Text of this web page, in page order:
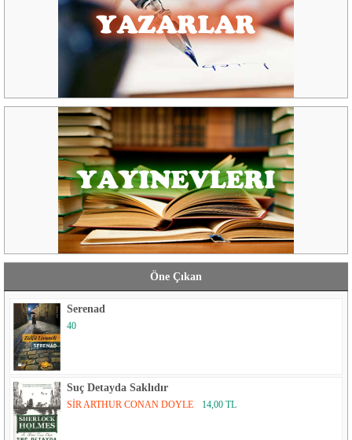
Öne Çıkan
Serenad
40
Suç Detayda Saklıdır
SİR ARTHUR CONAN DOYLE 14,00 TL